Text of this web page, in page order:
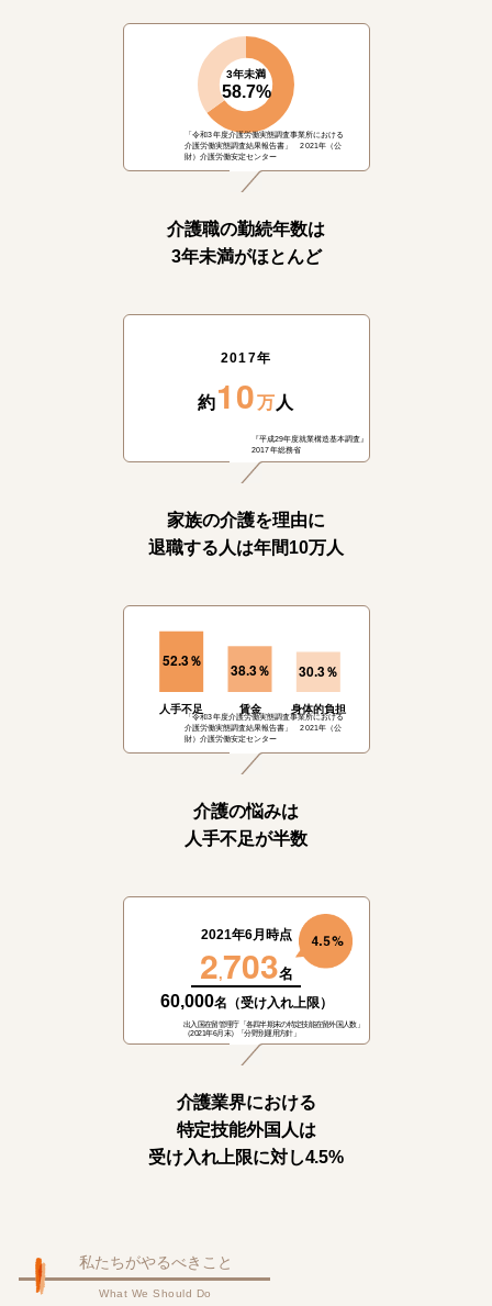
3年未満
58.7%
「令和3年度介護労働実態調査事業所における
介護労働実態調査結果報告書」 2021年（公
財）介護労働安定センター
介護職の勤続年数は
3年未満がほとんど
2017年
約10万 人
『平成29年度就業構造基本調査』
2017年総務省
家族の介護を理由に
退職する人は年間10万人
52.3％ 38.3％ 30.3％
「令和3年度介護労働実態調査事業所における
介護労働実態調査結果報告書」 2021年（公
財）介護労働安定センター
介護の悩みは
人手不足が半数
2021年6月時点
2,703名
60,000名（受け入れ上限）
出入国在留管理庁「各四半期末の特定技能在留外国人数」
（2021年6月末）「分野別運用方針」
介護業界における
特定技能外国人は
受け入れ上限に対し4.5%
私たちがやるべきこと
What We Should Do